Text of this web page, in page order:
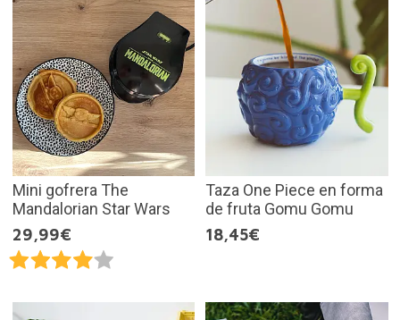
Mini gofrera The
Mandalorian Star Wars
29,99€
Taza One Piece en forma
de fruta Gomu Gomu
18,45€